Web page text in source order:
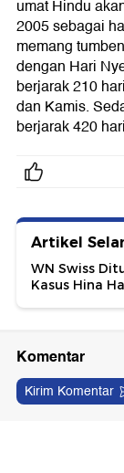
umat Hindu
2005 sebagai
memang
dengan Hari
berjarak 210
dan Kamis.
berjarak 420
Artikel
WN Swiss
Kasus Hina